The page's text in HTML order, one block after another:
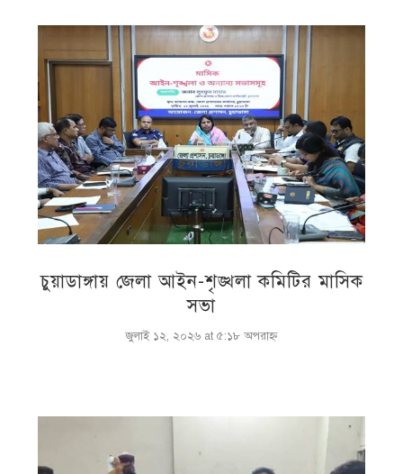
চুয়াডাঙ্গায় জেলা আইন-শৃঙ্খলা কমিটির মাসিক
সভা
জুলাই ১২, ২০২৬ at ৫:১৮ অপরাহ্ণ